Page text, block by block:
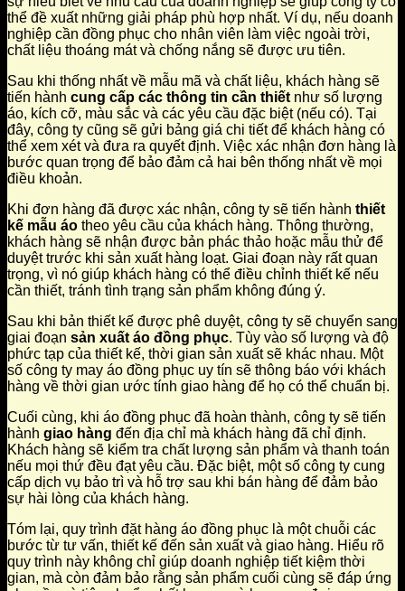
thể đề xuất những giải pháp phù hợp nhất. Ví dụ, nếu doanh
nghiệp cần đồng phục cho nhân viên làm việc ngoài trời,
chất liệu thoáng mát và chống nắng sẽ được ưu tiên.
Sau khi thống nhất về mẫu mã và chất liệu, khách hàng sẽ
tiến hành cung cấp các thông tin cần thiết như số lượng
áo, kích cỡ, màu sắc và các yêu cầu đặc biệt (nếu có). Tại
đây, công ty cũng sẽ gửi bảng giá chi tiết để khách hàng có
thể xem xét và đưa ra quyết định. Việc xác nhận đơn hàng là
bước quan trọng để bảo đảm cả hai bên thống nhất về mọi
điều khoản.
Khi đơn hàng đã được xác nhận, công ty sẽ tiến hành thiết
kế mẫu áo theo yêu cầu của khách hàng. Thông thường,
khách hàng sẽ nhận được bản phác thảo hoặc mẫu thử để
duyệt trước khi sản xuất hàng loạt. Giai đoạn này rất quan
trọng, vì nó giúp khách hàng có thể điều chỉnh thiết kế nếu
cần thiết, tránh tình trạng sản phẩm không đúng ý.
Sau khi bản thiết kế được phê duyệt, công ty sẽ chuyển sang
giai đoạn sản xuất áo đồng phục. Tùy vào số lượng và độ
phức tạp của thiết kế, thời gian sản xuất sẽ khác nhau. Một
số công ty may áo đồng phục uy tín sẽ thông báo với khách
hàng về thời gian ước tính giao hàng để họ có thể chuẩn bị.
Cuối cùng, khi áo đồng phục đã hoàn thành, công ty sẽ tiến
hành giao hàng đến địa chỉ mà khách hàng đã chỉ định.
Khách hàng sẽ kiểm tra chất lượng sản phẩm và thanh toán
nếu mọi thứ đều đạt yêu cầu. Đặc biệt, một số công ty cung
cấp dịch vụ bảo trì và hỗ trợ sau khi bán hàng để đảm bảo
sự hài lòng của khách hàng.
Tóm lại, quy trình đặt hàng áo đồng phục là một chuỗi các
bước từ tư vấn, thiết kế đến sản xuất và giao hàng. Hiểu rõ
quy trình này không chỉ giúp doanh nghiệp tiết kiệm thời
gian, mà còn đảm bảo rằng sản phẩm cuối cùng sẽ đáp ứng